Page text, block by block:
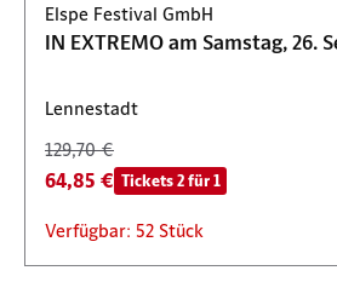
Elspe Festival GmbH
IN EXTREMO am Samstag, 26.
Lennestadt
129,70 €
64,85 € Tickets 2 für 1
Verfügbar: 52 Stück